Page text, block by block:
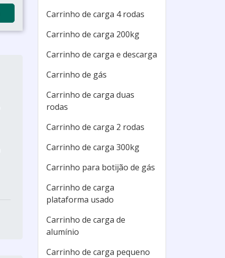
Carrinho de carga 4 rodas
Carrinho de carga 200kg
Carrinho de carga e descarga
Carrinho de gás
Carrinho de carga duas
rodas
Carrinho de carga 2 rodas
Carrinho de carga 300kg
Carrinho para botijão de gás
Carrinho de carga
plataforma usado
Carrinho de carga de
alumínio
Carrinho de carga pequeno